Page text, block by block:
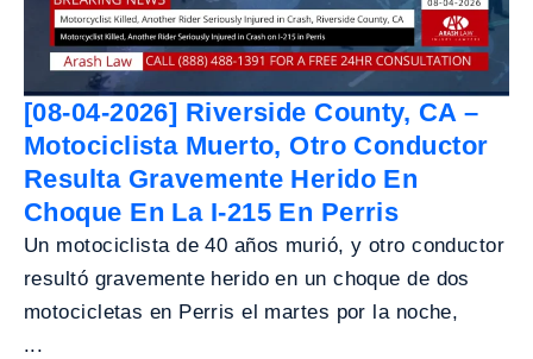
[08-04-2026] Riverside County, CA –
Motociclista Muerto, Otro Conductor
Resulta Gravemente Herido En
Choque En La I-215 En Perris
Un motociclista de 40 años murió, y otro conductor
resultó gravemente herido en un choque de dos
motocicletas en Perris el martes por la noche,
...